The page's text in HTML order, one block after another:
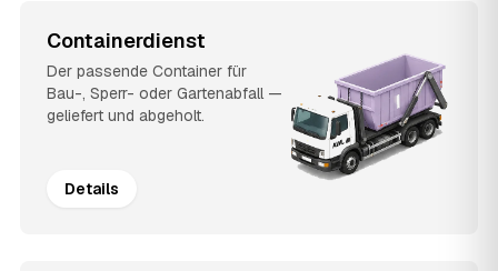
Containerdienst
Der passende Container für
Bau-, Sperr- oder Gartenabfall —
geliefert und abgeholt.
Details